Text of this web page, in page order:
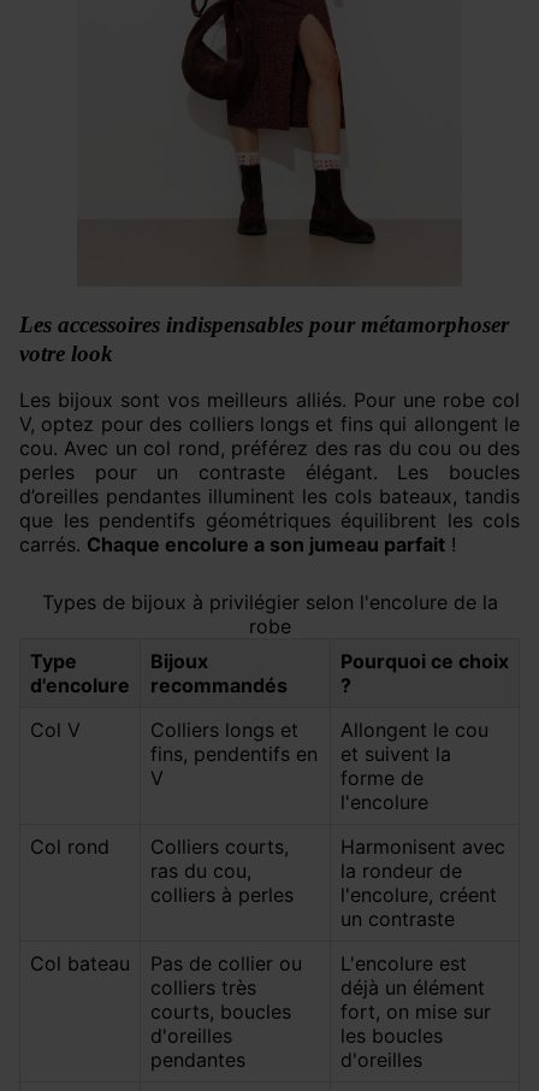
Les accessoires indispensables pour métamorphoser
votre look
Les bijoux sont vos meilleurs alliés. Pour une robe col
V, optez pour des colliers longs et fins qui allongent le
cou. Avec un col rond, préférez des ras du cou ou des
perles pour un contraste élégant. Les boucles
d’oreilles pendantes illuminent les cols bateaux, tandis
que les pendentifs géométriques équilibrent les cols
carrés. Chaque encolure a son jumeau parfait !
Types de bijoux à privilégier selon l'encolure de la
robe
Type
d'encolure
Bijoux
recommandés
Pourquoi ce choix
?
Col V
Colliers longs et
fins, pendentifs en
V
Allongent le cou
et suivent la
forme de
l'encolure
Col rond
Colliers courts,
ras du cou,
colliers à perles
Harmonisent avec
la rondeur de
l'encolure, créent
un contraste
Col bateau
Pas de collier ou
colliers très
courts, boucles
d'oreilles
pendantes
L'encolure est
déjà un élément
fort, on mise sur
les boucles
d'oreilles